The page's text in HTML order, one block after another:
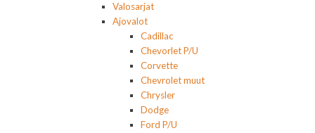
Valosarjat
Ajovalot
Cadillac
Chevorlet P/U
Corvette
Chevrolet muut
Chrysler
Dodge
Ford P/U